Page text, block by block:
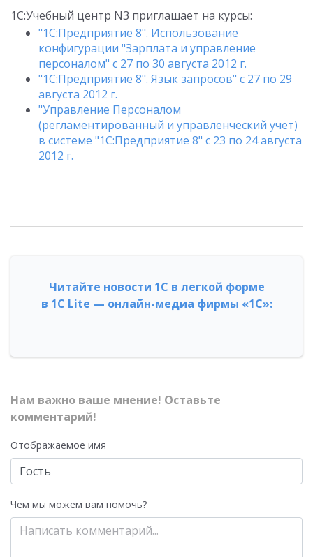
1С:Учебный центр N3 приглашает на курсы:
"1С:Предприятие 8". Использование
конфигурации "Зарплата и управление
персоналом" с 27 по 30 августа 2012 г.
"1С:Предприятие 8". Язык запросов" с 27 по 29
августа 2012 г.
"Управление Персоналом
(регламентированный и управленческий учет)
в системе "1С:Предприятие 8" c 23 по 24 августа
2012 г.
Читайте новости 1С в легкой форме
в 1С Lite — онлайн-медиа фирмы «1С»:
Нам важно ваше мнение! Оставьте
комментарий!
Отображаемое имя
Чем мы можем вам помочь?